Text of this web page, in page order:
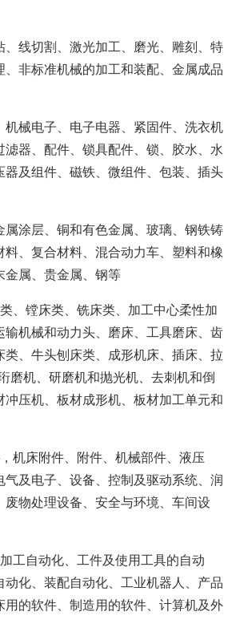
、线切割、激光加工、磨光、雕刻、特
、非标准机械的加工和装配、金属成品
机械电子、电子电器、紧固件、洗衣机
滤器、配件、锁具配件、锁、胶水、水
器及组件、磁铁、微组件、包装、插头
属涂层、铜和有色金属、玻璃、钢铁铸
料、复合材料、混合动力车、塑料和橡
金属、贵金属、钢等
、镗床类、铣床类、加工中心柔性加
输机械和动力头、磨床、工具磨床、齿
类、牛头刨床类、成形机床、插床、拉
磨机、研磨机和抛光机、去刺机和倒
冲压机、板材成形机、板材加工单元和
机床附件、附件、机械部件、液压
气及电子、设备、控制及驱动系统、润
废物处理设备、安全与环境、车间设
工自动化、工件及使用工具的自动
动化、装配自动化、工业机器人、产品
用的软件、制造用的软件、计算机及外